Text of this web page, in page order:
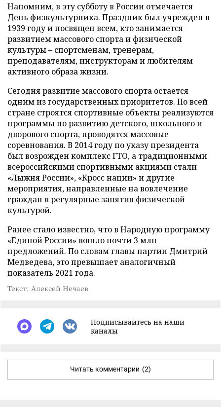
Напомним, в эту субботу в России отмечается
День физкультурника. Праздник был учрежден в
1939 году и посвящен всем, кто занимается
развитием массового спорта и физической
культуры – спортсменам, тренерам,
преподавателям, инструкторам и любителям
активного образа жизни.
Сегодня развитие массового спорта остается
одним из государственных приоритетов. По всей
стране строятся спортивные объекты реализуются
программы по развитию детского, школьного и
дворового спорта, проводятся массовые
соревнования. В 2014 году по указу президента
был возрожден комплекс ГТО, а традиционными
всероссийскими спортивными акциями стали
«Лыжня России», «Кросс нации» и другие
мероприятия, направленные на вовлечение
граждан в регулярные занятия физической
культурой.
Ранее стало известно, что в Народную программу
«Единой России» вошлопочти 3 млн
предложений. По словам главы партии Дмитрий
Медведева, это превышает аналогичный
показатель 2021 года.
Текст: Алексей Нечаев
Подписывайтесь на наши
каналы
Читать комментарии (2)